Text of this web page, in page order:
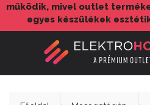
működik, mivel outlet
egyes készülékek